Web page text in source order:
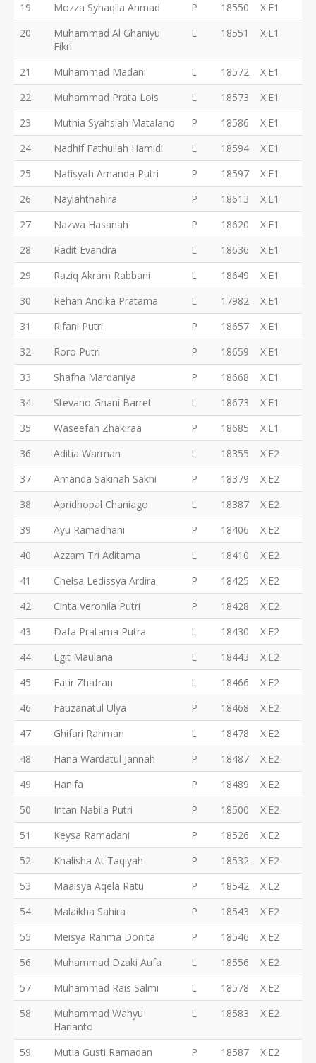
19
Mozza Syhaqila Ahmad P 18550
X.E1
20
Muhammad Al Ghaniyu
Fikri
L 18551 X.E1
21 Muhammad Madani L 18572
X.E1
22
Muhammad Prata Lois L 18573
X.E1
23
Muthia Syahsiah Matalano P 18586
X.E1
24
Nadhif Fathullah Hamidi L 18594
X.E1
25
Nafisyah Amanda Putri P 18597
X.E1
26
Naylahthahira P 18613
X.E1
27
Nazwa Hasanah P 18620
X.E1
28
Radit Evandra L 18636
X.E1
29
Raziq Akram Rabbani L 18649
X.E1
30
Rehan Andika Pratama L 17982
X.E1
31
Rifani Putri P 18657
X.E1
32
Roro Putri P 18659
X.E1
33
Shafha Mardaniya P 18668
X.E1
34
Stevano Ghani Barret L 18673
X.E1
35
Waseefah Zhakiraa P 18685
X.E1
36
Aditia Warman L 18355
X.E2
37
Amanda Sakinah Sakhi P 18379
X.E2
38
Apridhopal Chaniago L 18387
X.E2
39
Ayu Ramadhani P 18406
X.E2
40
Azzam Tri Aditama L 18410
X.E2
41
Chelsa Ledissya Ardira P 18425
X.E2
42
Cinta Veronila Putri P 18428
X.E2
43
Dafa Pratama Putra L 18430
X.E2
44
Egit Maulana L 18443
X.E2
45
Fatir Zhafran L 18466
X.E2
46
Fauzanatul Ulya P 18468
X.E2
47
Ghifari Rahman L 18478
X.E2
48
Hana Wardatul Jannah P 18487
X.E2
49
Hanifa P 18489
X.E2
50
Intan Nabila Putri P 18500
X.E2
51
Keysa Ramadani P 18526
X.E2
52
Khalisha At Taqiyah P 18532
X.E2
53
Maaisya Aqela Ratu P 18542
X.E2
54
Malaikha Sahira P 18543
X.E2
55
Meisya Rahma Donita P 18546
X.E2
56
Muhammad Dzaki Aufa L 18556
X.E2
57
Muhammad Rais Salmi L 18578
X.E2
58
Muhammad Wahyu
Harianto
L 18583 X.E2
59 Mutia Gusti Ramadan P 18587 X.E2